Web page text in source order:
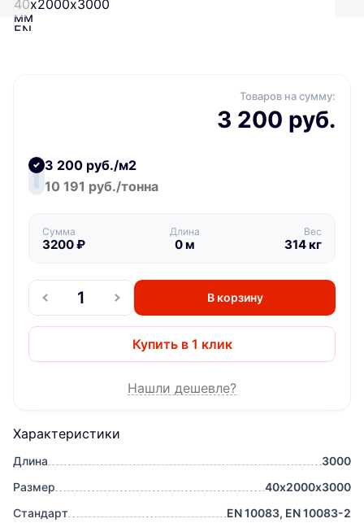
Характеристики
Длина
3000
Размер
40х2000х3000
Стандарт
EN 10083, EN 10083-2
Товаров на сумму:
3 200 руб.
3 200 руб./м2
10 191 руб./тонна
Сумма
3200₽
Длина
0м
Вес
314кг
В корзину
Купить в 1 клик
Нашли дешевле?